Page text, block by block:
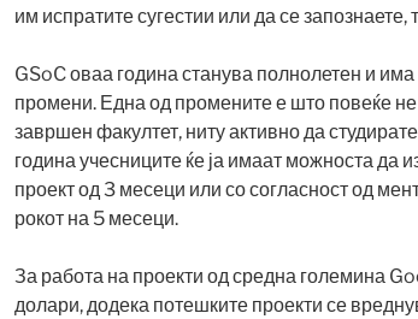
им испратите сугестии или да се запознаете,
GSoC оваа година станува полнолетен и
промени. Една од промените е што повеќе
завршен факултет, ниту активно да
година учесниците ќе ја имаат можноста да
проект од 3 месеци или со согласност од
рокот на 5 месеци.
За работа на проекти од средна големина
долари, додека потешките проекти се